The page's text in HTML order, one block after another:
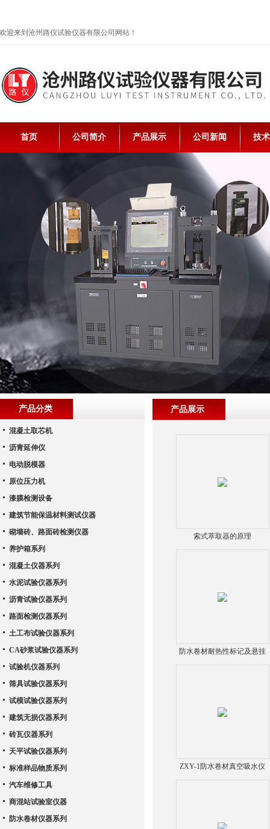
欢迎来到沧州路仪试验仪器有限公司网站！
首页 公司简介 产品展示 公司新闻 技
产品展示
索式萃取器的原理
防水卷材耐热性标记及悬挂
ZXY-1防水卷材真空吸水仪
产品分类
混凝土取芯机
沥青延伸仪
电动脱模器
原位压力机
漆膜检测设备
建筑节能保温材料测试仪器
砌墙砖、路面砖检测仪器
养护箱系列
混凝土仪器系列
水泥试验仪器系列
沥青试验仪器系列
路面检测仪器系列
土工布试验仪器系列
CA砂浆试验仪器系列
试验机仪器系列
筛具试验仪器系列
试模试验仪器系列
建筑无损仪器系列
砖瓦仪器系列
天平试验仪器系列
标准样品物质系列
汽车维修工具
商混站试验室仪器
防水卷材仪器系列